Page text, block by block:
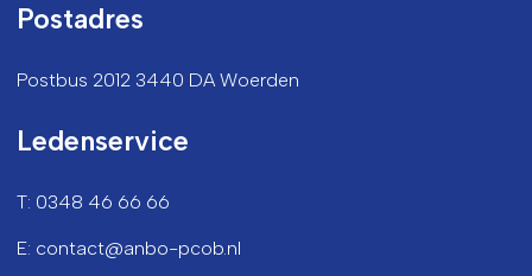
Postadres
Postbus 2012 3440 DA Woerden
Ledenservice
T: 0348 46 66 66
E: contact@anbo-pcob.nl